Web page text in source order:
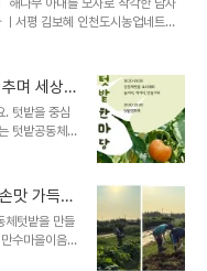
시도해왔던
하면 좋겠다
붙이기는 했
해나무 아내를 모자로 착각한 남자
서평 김보혜 인천도시농업네트워
적 이해 그리고 공동체텃밭 오늘은
로 눈물을 지웠다. 오늘의 하루를
을 털어놓는 수고로움을 하지 않
해 보기로 했다. ｢아내를 모자를
한 사실적인..
며 세상
. 텃밭을 중심
텃밭공동체
만들어 보
9.
28-1)대상 :
물 : 마실물,
니다.) 세부
맛 가득한
체텃밭을 만들
수마을이음
다른 색깔의